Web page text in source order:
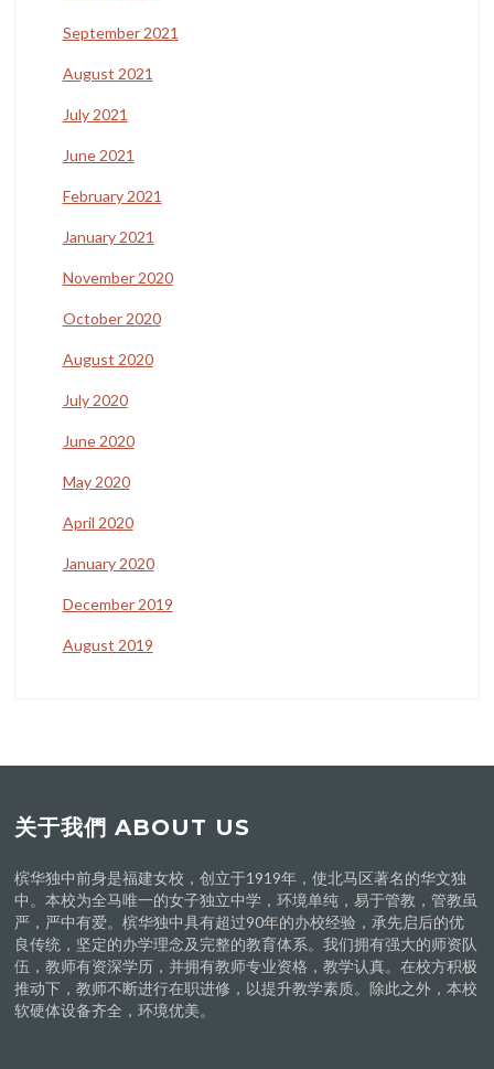
September 2021
August 2021
July 2021
June 2021
February 2021
January 2021
November 2020
October 2020
August 2020
July 2020
June 2020
May 2020
April 2020
January 2020
December 2019
August 2019
关于我們 ABOUT US
槟华独中前身是福建女校，创立于1919年，使北马区著名的华文独
中。本校为全马唯一的女子独立中学，环境单纯，易于管教，管教虽
严，严中有爱。槟华独中具有超过90年的办校经验，承先启后的优
良传统，坚定的办学理念及完整的教育体系。我们拥有强大的师资队
伍，教师有资深学历，并拥有教师专业资格，教学认真。在校方积极
推动下，教师不断进行在职进修，以提升教学素质。除此之外，本校
软硬体设备齐全，环境优美。